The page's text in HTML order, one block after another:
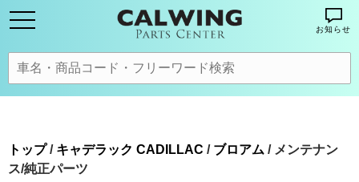
お知らせ
トップ/ キャデラック CADILLAC / ブロアム / メンテナン
ス/純正パーツ